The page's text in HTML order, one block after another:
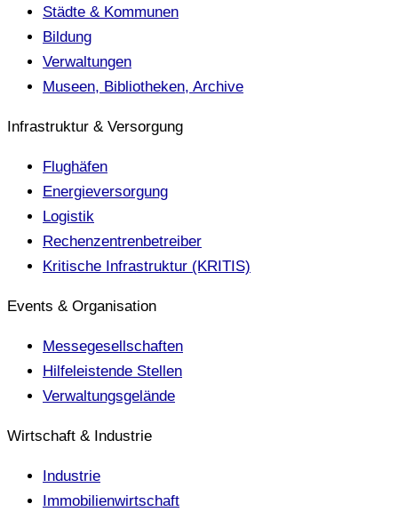
Städte & Kommunen
Bildung
Verwaltungen
Museen, Bibliotheken, Archive
Infrastruktur & Versorgung
Flughäfen
Energieversorgung
Logistik
Rechenzentrenbetreiber
Kritische Infrastruktur (KRITIS)
Events & Organisation
Messegesellschaften
Hilfeleistende Stellen
Verwaltungsgelände
Wirtschaft & Industrie
Industrie
Immobilienwirtschaft